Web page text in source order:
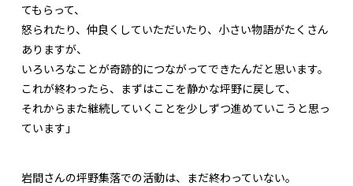
てもらって、
怒られたり、仲良くしていただいたり、小さい物語がたくさん
ありますが、
いろいろなことが奇跡的につながってできたんだと思います。
これが終わったら、まずはここを静かな坪野に戻して、
それからまた継続していくことを少しずつ進めていこうと思っ
ています」
岩間さんの坪野集落での活動は、まだ終わっていない。